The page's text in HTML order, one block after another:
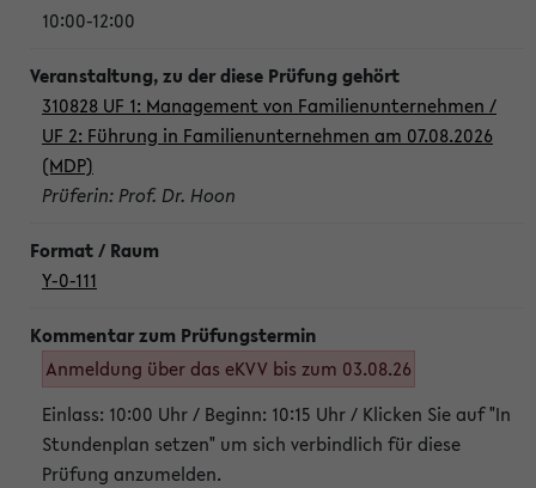
10:00-12:00
310828 UF 1: Management von Familienunternehmen /
UF 2: Führung in Familienunternehmen am 07.08.2026
(MDP)
Prüferin: Prof. Dr. Hoon
Y-0-111
Anmeldung über das eKVV bis zum 03.08.26
Einlass: 10:00 Uhr / Beginn: 10:15 Uhr / Klicken Sie auf "In
Stundenplan setzen" um sich verbindlich für diese
Prüfung anzumelden.